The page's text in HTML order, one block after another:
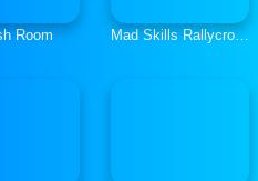
Room Mad Skills Rallycross